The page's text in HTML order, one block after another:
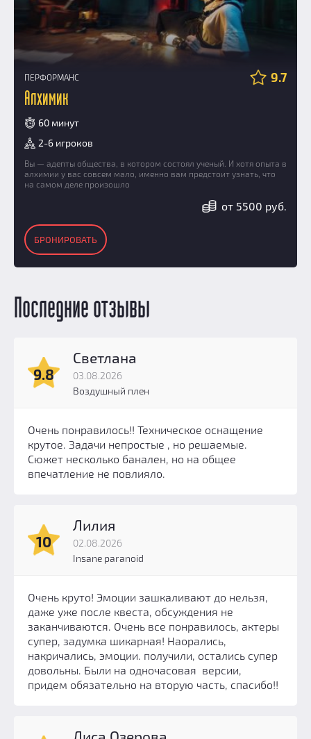
ПЕРФОРМАНС 9.7
Алхимик
60 минут
2-6 игроков
Вы — адепты общества, в котором состоял ученый. И хотя опыта в
алхимии у вас совсем мало, именно вам предстоит узнать, что
на самом деле произошло
от 5500 руб.
БРОНИРОВАТЬ
Последние отзывы
9.8
Светлана
03.08.2026
Воздушный плен
Очень понравилось!! Техническое оснащение
крутое. Задачи непростые , но решаемые.
Сюжет несколько банален, но на общее
впечатление не повлияло.
10
Лилия
02.08.2026
Insane paranoid
Очень круто! Эмоции зашкаливают до нельзя,
даже уже после квеста, обсуждения не
заканчиваются. Очень все понравилось, актеры
супер, задумка шикарная! Наорались,
накричались, эмоции. получили, остались супер
довольны. Были на одночасовая версии,
придем обязательно на вторую часть, спасибо!!